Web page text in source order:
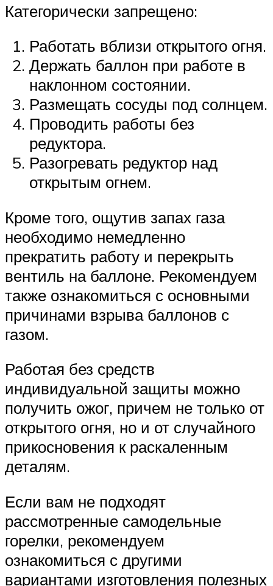
Категорически запрещено:
Работать вблизи открытого огня.
Держать баллон при работе в
наклонном состоянии.
Размещать сосуды под солнцем.
Проводить работы без
редуктора.
Разогревать редуктор над
открытым огнем.
Кроме того, ощутив запах газа
необходимо немедленно
прекратить работу и перекрыть
вентиль на баллоне. Рекомендуем
также ознакомиться с основными
причинами взрыва баллонов с
газом.
Работая без средств
индивидуальной защиты можно
получить ожог, причем не только от
открытого огня, но и от случайного
прикосновения к раскаленным
деталям.
Если вам не подходят
рассмотренные самодельные
горелки, рекомендуем
ознакомиться с другими
вариантами изготовления полезных